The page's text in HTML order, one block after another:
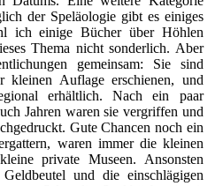
der Speläologie gibt es einiges
ich einige Bücher über Höhlen
Thema nicht sonderlich. Aber
gemeinsam: Sie sind
kleinen Auflage erschienen, und
erhältlich. Nach ein paar
Jahren waren sie vergriffen und
Gute Chancen noch ein
waren immer die kleinen
private Museen. Ansonsten
und die einschlägigen